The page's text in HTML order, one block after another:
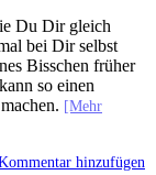
Du Dir gleich
bei Dir selbst
Bisschen früher
so einen
[Mehr
hinzufügen